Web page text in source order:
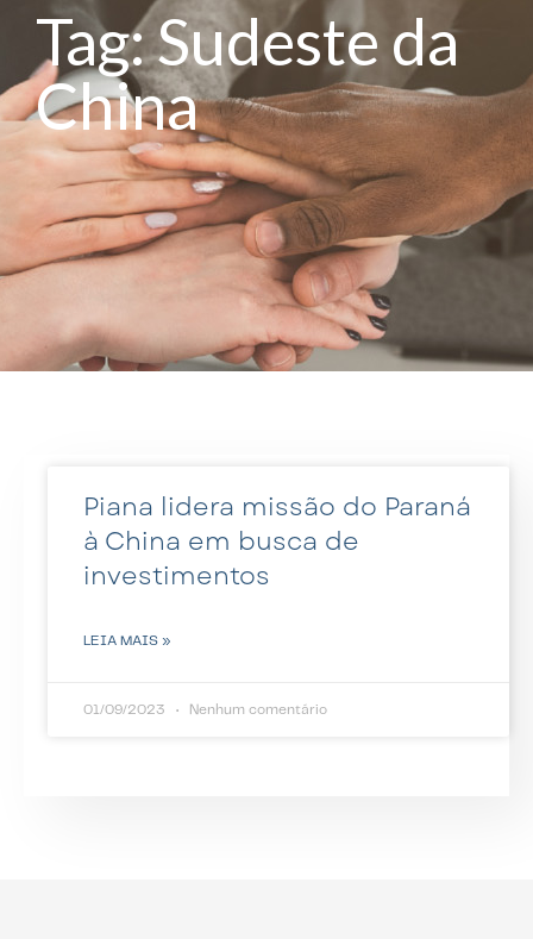
Tag: Sudeste da
China
Piana lidera missão do Paraná
à China em busca de
investimentos
LEIA MAIS »
01/09/2023 Nenhum comentário